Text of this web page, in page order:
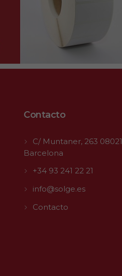
Contacto
C/ Muntaner, 263 08021
Barcelona
+34 93 241 22 21
info@solge.es
Contacto